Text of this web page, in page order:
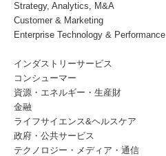
Strategy, Analytics, M&A
Customer & Marketing
Enterprise Technology & Performance
インダストリーサービス
コンシューマー
資源・エネルギー・生産財
金融
ライフサイエンス&ヘルスケア
政府・公共サービス
テクノロジー・メディア・通信